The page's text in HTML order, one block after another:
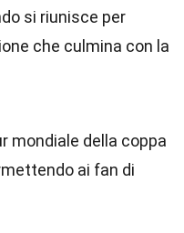
si riunisce per
che culmina con la
mondiale della coppa
ai fan di